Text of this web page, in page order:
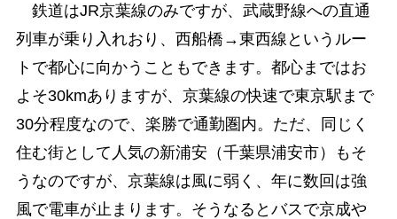
鉄道はJR京葉線のみですが、武蔵野線への直通
列車が乗り入れおり、西船橋→東西線というルー
トで都心に向かうこともできます。都心まではお
よそ30kmありますが、京葉線の快速で東京駅まで
30分程度なので、楽勝で通勤圏内。ただ、同じく
住む街として人気の新浦安（千葉県浦安市）もそ
うなのですが、京葉線は風に弱く、年に数回は強
風で電車が止まります。そうなるとバスで京成や